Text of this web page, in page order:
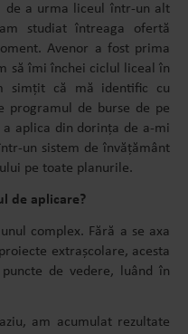
de a urma liceul într-un alt
studiat întreaga ofertă
Avenor a fost prima
să îmi închei ciclul liceal în
simțit că mă identific cu
programul de burse de pe
aplica din dorința de a-mi
un sistem de învățământ
pe toate planurile.
de aplicare?
complex. Fără a se axa
extrașcolare, acesta
de vedere, luând în
am acumulat rezultate